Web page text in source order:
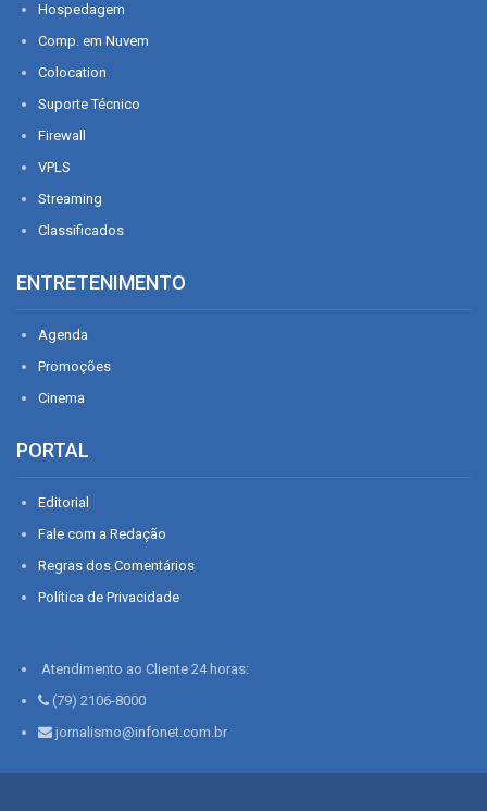
Hospedagem
Comp. em Nuvem
Colocation
Suporte Técnico
Firewall
VPLS
Streaming
Classificados
ENTRETENIMENTO
Agenda
Promoções
Cinema
PORTAL
Editorial
Fale com a Redação
Regras dos Comentários
Política de Privacidade
Atendimento ao Cliente 24 horas:
(79) 2106-8000
jornalismo@infonet.com.br